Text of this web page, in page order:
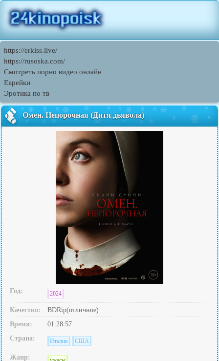
https://erkiss.live/
https://rusoska.com/
Cмотреть порно видео онлайн
Еврейки
Эротика по тв
Омен. Непорочная (Дитя дьявола)
Год: 2024
Качество:
BDRip(отличное)
Время:
01:28:57
Страна:
Италия США
Жанр: